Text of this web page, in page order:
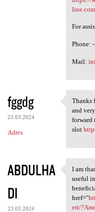
line.com
For
Phone:
Mail:
fggdg
23.03.2024
Adres
Thanks
and
forward
slot
ABDULHA
DI
23.03.2024
I am
I am
useful
href="
ert/